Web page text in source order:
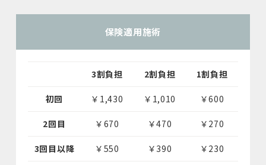
保険適用施術
3割負担 2割負担 1割負担
初回 ￥1,430 ￥1,010 ￥600
2回目 ￥670 ￥470 ￥270
3回目以降 ￥550 ￥390 ￥230